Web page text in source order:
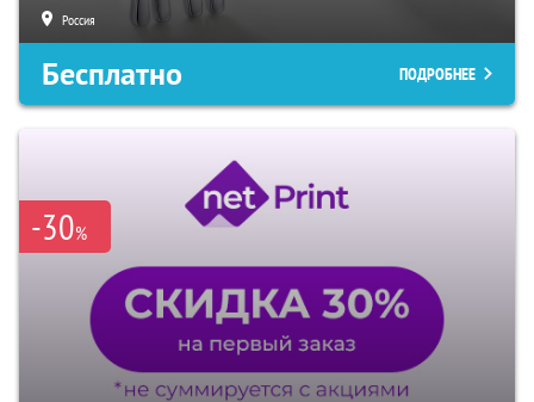
Россия
Бесплатно ПОДРОБНЕЕ
-30%